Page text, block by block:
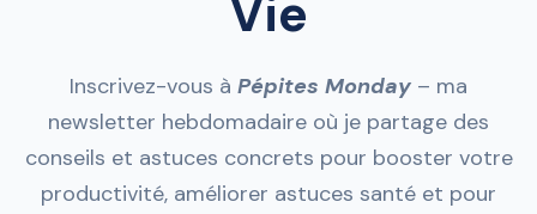
Vie
Inscrivez-vous à Pépites Monday – ma
newsletter hebdomadaire où je partage des
conseils et astuces concrets pour booster votre
productivité, améliorer astuces santé et pour